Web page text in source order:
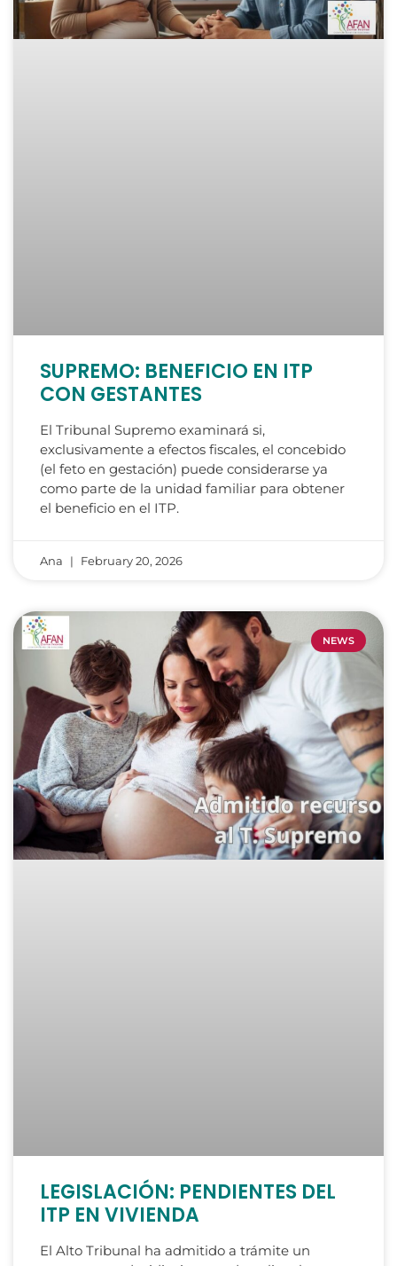
SUPREMO: BENEFICIO EN ITP
CON GESTANTES
El Tribunal Supremo examinará si,
exclusivamente a efectos fiscales, el concebido
(el feto en gestación) puede considerarse ya
como parte de la unidad familiar para obtener
el beneficio en el ITP.
Ana February 20, 2026
NEWS
LEGISLACIÓN: PENDIENTES DEL
ITP EN VIVIENDA
El Alto Tribunal ha admitido a trámite un